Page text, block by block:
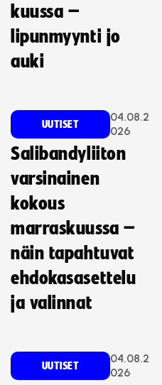
kuussa –
lipunmyynti jo
auki
UUTISET
04.08.2
026
Salibandyliiton
varsinainen
kokous
marraskuussa –
näin tapahtuvat
ehdokasasettelu
ja valinnat
UUTISET
04.08.2
026